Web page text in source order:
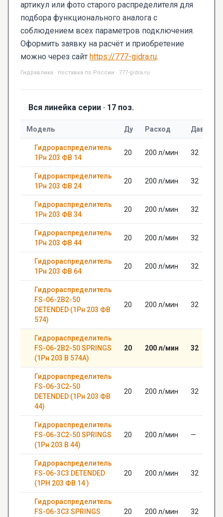
артикул или фото старого распределителя для
подбора функционального аналога с
соблюдением всех параметров подключения.
Оформить заявку на расчёт и приобретение
можно через сайт https://777-gidra.ru.
Гидравлика · поставка по России · 777-gidra.ru
Вся линейка серии · 17 поз.
Модель Ду Расход
Гидрораспределитель
1Рн 203 ФВ 14
20 200 л/мин 32
Гидрораспределитель
1Рн 203 ФВ 24
20 200 л/мин 32
Гидрораспределитель
1Рн 203 ФВ 34
20 200 л/мин 32
Гидрораспределитель
1Рн 203 ФВ 44
20 200 л/мин 32
Гидрораспределитель
1Рн 203 ФВ 64
20 200 л/мин 32
Гидрораспределитель
FS-06-2В2-50
DETENDED (1Рн 203 ФВ
574)
20 200 л/мин 32
Гидрораспределитель
FS-06-2В2-50 SPRINGS
(1Рн 203 В 574А)
20 200 л/мин 32
Гидрораспределитель
FS-06-3C2-50
DETENDED (1Рн 203 ФВ
44)
20 200 л/мин 32
Гидрораспределитель
FS-06-3C2-50 SPRINGS
(1Рн 203 В 44)
20 200 л/мин —
Гидрораспределитель
FS-06-3C3 DETENDED
(1РН 203 ФВ 14 )
20 200 л/мин 32
Гидрораспределитель
FS-06-3C3 SPRINGS
20 200 л/мин 32